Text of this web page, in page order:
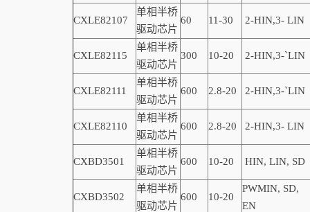
CXLE82107
单相半桥
驱动芯片
60 11-30 2-HIN,3- LIN
CXLE82115
单相半桥
驱动芯片
300 10-20 2-HIN,3-`LIN
CXLE82111
单相半桥
驱动芯片
600 2.8-20 2-HIN,3-`LIN
CXLE82110
单相半桥
驱动芯片
600 2.8-20 2-HIN,3- LIN
CXBD3501
单相半桥
驱动芯片
600 10-20 HIN, LIN, SD
CXBD3502
单相半桥
驱动芯片
600 10-20
PWMIN, SD,
EN